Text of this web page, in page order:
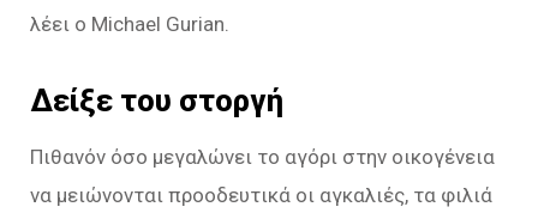
λέει ο Michael Gurian.
Δείξε του στοργή
Πιθανόν όσο μεγαλώνει το αγόρι στην οικογένεια
να μειώνονται προοδευτικά οι αγκαλιές, τα φιλιά